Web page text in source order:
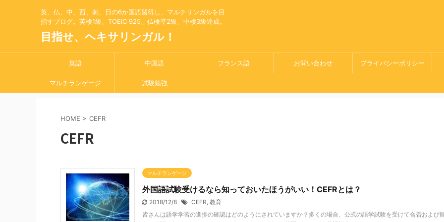
英、仏、中、西、剌、日の6か国語習得し、マルチリンガルを目
指すブログ。英検1級、TOEIC 925、仏検準2級、中検3級達成。
目指せ、ヘキサリンガル！
英語 中国語 フランス語 お問い合わせ プライバシーポリシー
マルチランゲージ 試験勉強
HOME > CEFR
CEFR
マルチランゲージ
外国語試験受けるなら知っておいたほうがいい！CEFRとは？
2018/12/8 CEFR, 教育
皆さんは語学学習の進捗の確認はどのようにされていますか？多くの場合、公式の語学試験を受けて合否および